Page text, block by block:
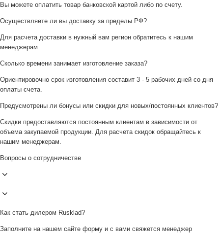
Вы можете оплатить товар банковской картой либо по счету.
Осуществляете ли вы доставку за пределы РФ?
Для расчета доставки в нужный вам регион обратитесь к нашим
менеджерам.
Сколько времени занимает изготовление заказа?
Ориентировочно срок изготовления составит 3 - 5 рабочих дней со дня
оплаты счета.
Предусмотрены ли бонусы или скидки для новых/постоянных клиентов?
Скидки предоставляются постоянным клиентам в зависимости от
объема закупаемой продукции. Для расчета скидок обращайтесь к
нашим менеджерам.
Вопросы о сотрудничестве
Как стать дилером Rusklad?
Заполните на нашем сайте форму и с вами свяжется менеджер